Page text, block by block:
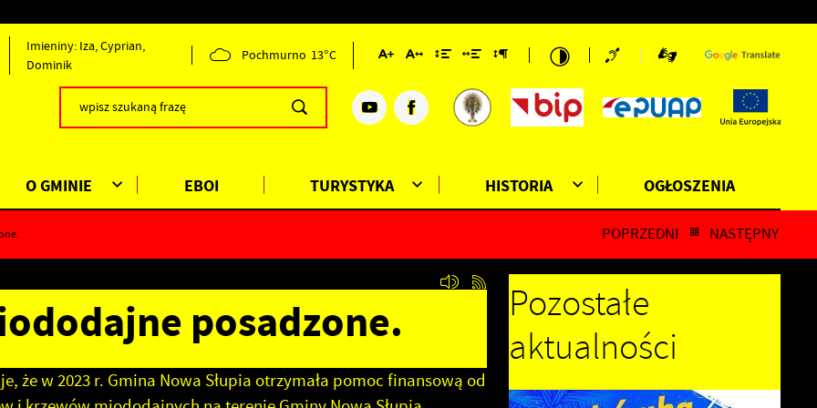
Imieniny: Iza, Cyprian,
Dominik
Pochmurno 13°C
O GMINIE EBOI TURYSTYKA HISTORIA OGŁOSZENIA
POPRZEDNI NASTĘPNY
posadzone.
w 2023 r. Gmina Nowa Słupia otrzymała pomoc finansową od
Pozostałe
aktualności